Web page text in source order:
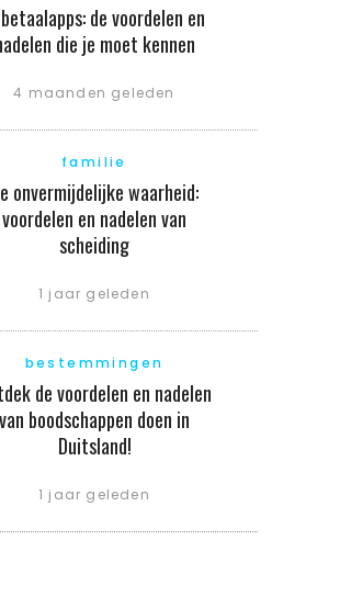
de voordelen en
die je moet kennen
4 maanden geleden
familie
onvermijdelijke waarheid:
voordelen en nadelen van
scheiding
1 jaar geleden
bestemmingen
de voordelen en nadelen
van boodschappen doen in
Duitsland!
1 jaar geleden